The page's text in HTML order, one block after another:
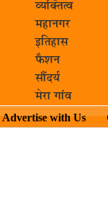
व्यक्तित्व
महानगर
इतिहास
फैशन
सौंदर्य
मेरा गांव
Advertise with Us